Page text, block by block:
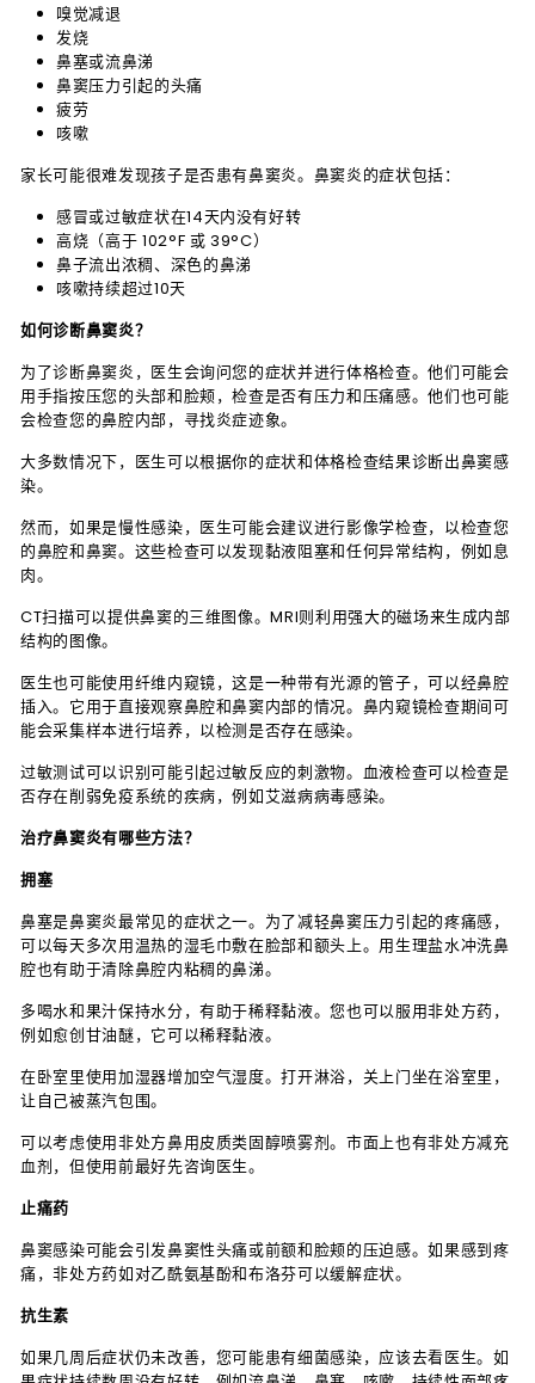
嗅觉减退
发烧
鼻塞或流鼻涕
鼻窦压力引起的头痛
疲劳
咳嗽
家长可能很难发现孩子是否患有鼻窦炎。鼻窦炎的症状包括：
感冒或过敏症状在14天内没有好转
高烧（高于 102°F 或 39°C）
鼻子流出浓稠、深色的鼻涕
咳嗽持续超过10天
如何诊断鼻窦炎？
为了诊断鼻窦炎，医生会询问您的症状并进行体格检查。他们可能会
用手指按压您的头部和脸颊，检查是否有压力和压痛感。他们也可能
会检查您的鼻腔内部，寻找炎症迹象。
大多数情况下，医生可以根据你的症状和体格检查结果诊断出鼻窦感
染。
然而，如果是慢性感染，医生可能会建议进行影像学检查，以检查您
的鼻腔和鼻窦。这些检查可以发现黏液阻塞和任何异常结构，例如息
肉。
CT扫描可以提供鼻窦的三维图像。MRI则利用强大的磁场来生成内部
结构的图像。
医生也可能使用纤维内窥镜，这是一种带有光源的管子，可以经鼻腔
插入。它用于直接观察鼻腔和鼻窦内部的情况。鼻内窥镜检查期间可
能会采集样本进行培养，以检测是否存在感染。
过敏测试可以识别可能引起过敏反应的刺激物。血液检查可以检查是
否存在削弱免疫系统的疾病，例如艾滋病病毒感染。
治疗鼻窦炎有哪些方法？
拥塞
鼻塞是鼻窦炎最常见的症状之一。为了减轻鼻窦压力引起的疼痛感，
可以每天多次用温热的湿毛巾敷在脸部和额头上。用生理盐水冲洗鼻
腔也有助于清除鼻腔内粘稠的鼻涕。
多喝水和果汁保持水分，有助于稀释黏液。您也可以服用非处方药，
例如愈创甘油醚，它可以稀释黏液。
在卧室里使用加湿器增加空气湿度。打开淋浴，关上门坐在浴室里，
让自己被蒸汽包围。
可以考虑使用非处方鼻用皮质类固醇喷雾剂。市面上也有非处方减充
血剂，但使用前最好先咨询医生。
止痛药
鼻窦感染可能会引发鼻窦性头痛或前额和脸颊的压迫感。如果感到疼
痛，非处方药如对乙酰氨基酚和布洛芬可以缓解症状。
抗生素
如果几周后症状仍未改善，您可能患有细菌感染，应该去看医生。如